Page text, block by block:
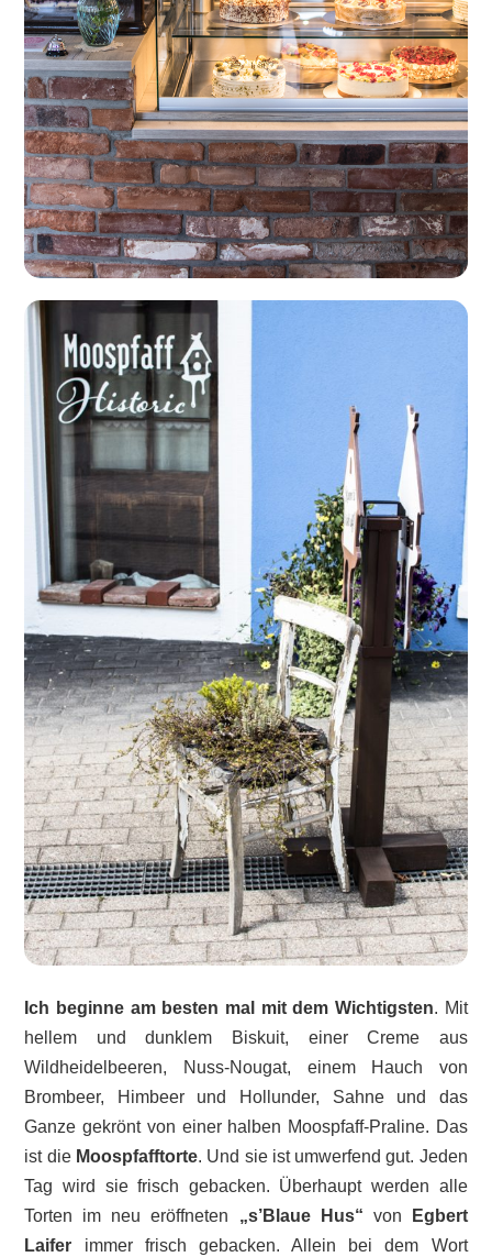
Ich beginne am besten mal mit dem Wichtigsten. Mit
hellem und dunklem Biskuit, einer Creme aus
Wildheidelbeeren, Nuss-Nougat, einem Hauch von
Brombeer, Himbeer und Hollunder, Sahne und das
Ganze gekrönt von einer halben Moospfaff-Praline. Das
ist die Moospfafftorte. Und sie ist umwerfend gut. Jeden
Tag wird sie frisch gebacken. Überhaupt werden alle
Torten im neu eröffneten „s’Blaue Hus“ von
Egbert
Laifer immer frisch gebacken. Allein bei dem Wort